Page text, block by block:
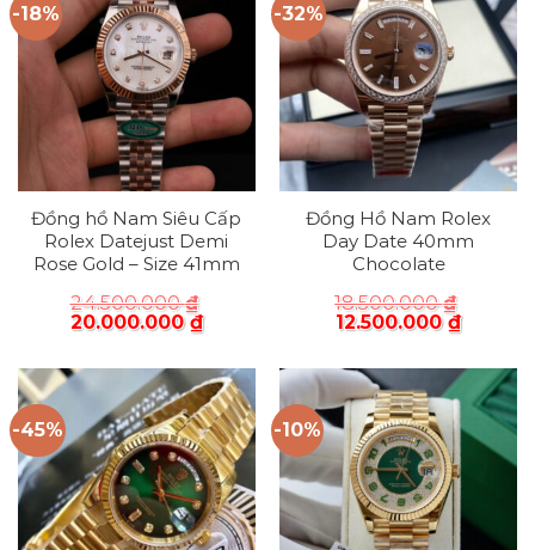
-18%
Đồng hồ Nam Siêu Cấp
Rolex Datejust Demi
Rose Gold – Size 41mm
24.500.000₫
20.000.000₫
-32%
Đồng Hồ Nam Rolex
Day Date 40mm
Chocolate
18.500.000₫
12.500.000₫
-45% -10%